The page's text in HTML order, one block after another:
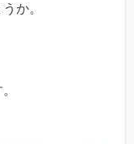
か。